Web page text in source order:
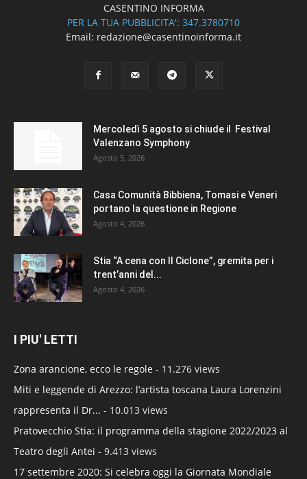
CASENTINO INFORMA
PER LA TUA PUBBLICITA': 347.3780710
Email: redazione@casentinoinforma.it
Mercoledì 5 agosto si chiude il Festival
Valenzano Symphony
Agosto 5, 2026
Casa Comunità Bibbiena, Tomasi e Veneri
portano la questione in Regione
Agosto 4, 2026
Stia “A cena con Il Ciclone”, gremita per i
trent’anni del...
Agosto 4, 2026
I PIU' LETTI
Zona arancione, ecco le regole - 11.276 views
Miti e leggende di Arezzo: l’artista toscana Laura Lorenzini
rappresenta il Dr... - 10.013 views
Pratovecchio Stia: il programma della stagione 2022/2023 al
Teatro degli Antei - 9.413 views
17 settembre 2020: Si celebra oggi la Giornata Mondiale